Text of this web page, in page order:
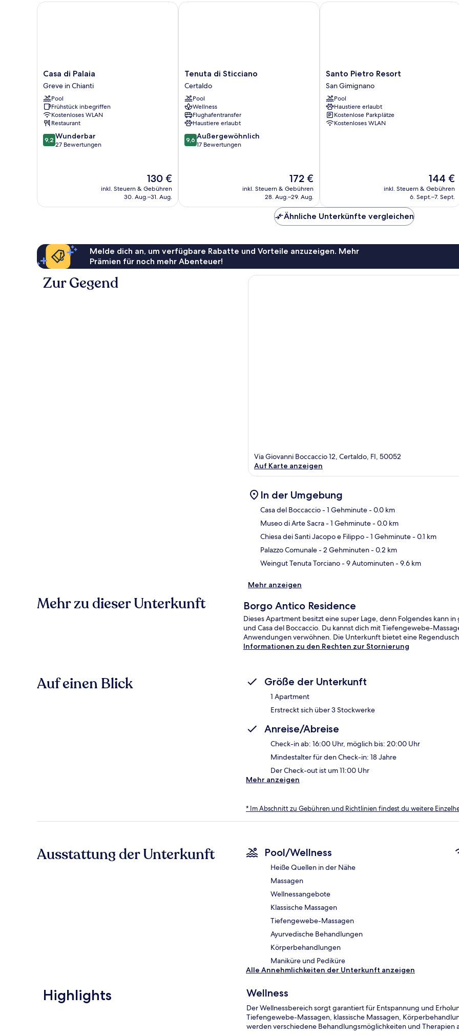
Casa
di
Palaia
Greve
in
Chianti
Casa di Palaia
Greve in Chianti
Pool
Frühstück inbegriffen
Kostenloses WLAN
Restaurant
9.2
von
9,2 Wunderbar
27 Bewertungen
Der
Preis
beträgt
130 €
inkl. Steuern & Gebühren
30. Aug.–31. Aug.
Casa di Palaia
Tenuta
di
Sticciano
Certaldo
Tenuta di Sticciano
Certaldo
Pool
Wellness
Flughafentransfer
Haustiere erlaubt
9.6
von
9,6 Außergewöhnlich
17 Bewertungen
Der
Preis
beträgt
172 €
inkl. Steuern & Gebühren
28. Aug.–29. Aug.
Tenuta di Sticciano
Santo
Pietro
Resort
San
Gimignano
Santo Pietro Resort
San Gimignano
Pool
Haustiere erlaubt
Kostenlose Parkplätze
Kostenloses WLAN
Der
Preis
beträgt
144 €
inkl. Steuern & Gebühren
6. Sept.–7. Sept.
Santo Pietro Resort
Ähnliche Unterkünfte vergleichen
Melde dich an, um verfügbare Rabatte und Vorteile anzuzeigen. Mehr
Prämien für noch mehr Abenteuer!
Zur Gegend
Via Giovanni Boccaccio 12, Certaldo, FI, 50052
Auf Karte anzeigen
In der Umgebung
Casa del Boccaccio- 1 Gehminute- 0.0 km
Museo di Arte Sacra- 1 Gehminute- 0.0 km
Chiesa dei Santi Jacopo e Filippo- 1 Gehminute- 0.1 km
Palazzo Comunale- 2 Gehminuten- 0.2 km
Weingut Tenuta Torciano- 9 Autominuten- 9.6 km
Mehr anzeigen
Mehr zu dieser Unterkunft Borgo Antico Residence
Dieses Apartment besitzt eine super Lage, denn Folgendes kann
und Casa del Boccaccio. Du kannst dich mit Tiefengewebe-
Anwendungen verwöhnen. Die Unterkunft bietet eine
Informationen zu den Rechten zur Stornierung
Auf einen Blick Größe der Unterkunft
1 Apartment
Erstreckt sich über 3 Stockwerke
Anreise/Abreise
Check-in ab: 16:00 Uhr, möglich bis: 20:00 Uhr
Mindestalter für den Check-in: 18 Jahre
Der Check-out ist um 11:00 Uhr
Mehr anzeigen
* Im Abschnitt zu Gebühren und Richtlinien findest du weitere
Ausstattung der Unterkunft Pool/Wellness
Heiße Quellen in der Nähe
Massagen
Wellnessangebote
Klassische Massagen
Tiefengewebe-Massagen
Ayurvedische Behandlungen
Körperbehandlungen
Maniküre und Pediküre
Alle Annehmlichkeiten der Unterkunft anzeigen
Highlights Wellness
Der Wellnessbereich sorgt garantiert für Entspannung und
Tiefengewebe-Massagen, klassische Massagen,
werden verschiedene Behandlungsmöglichkeiten und